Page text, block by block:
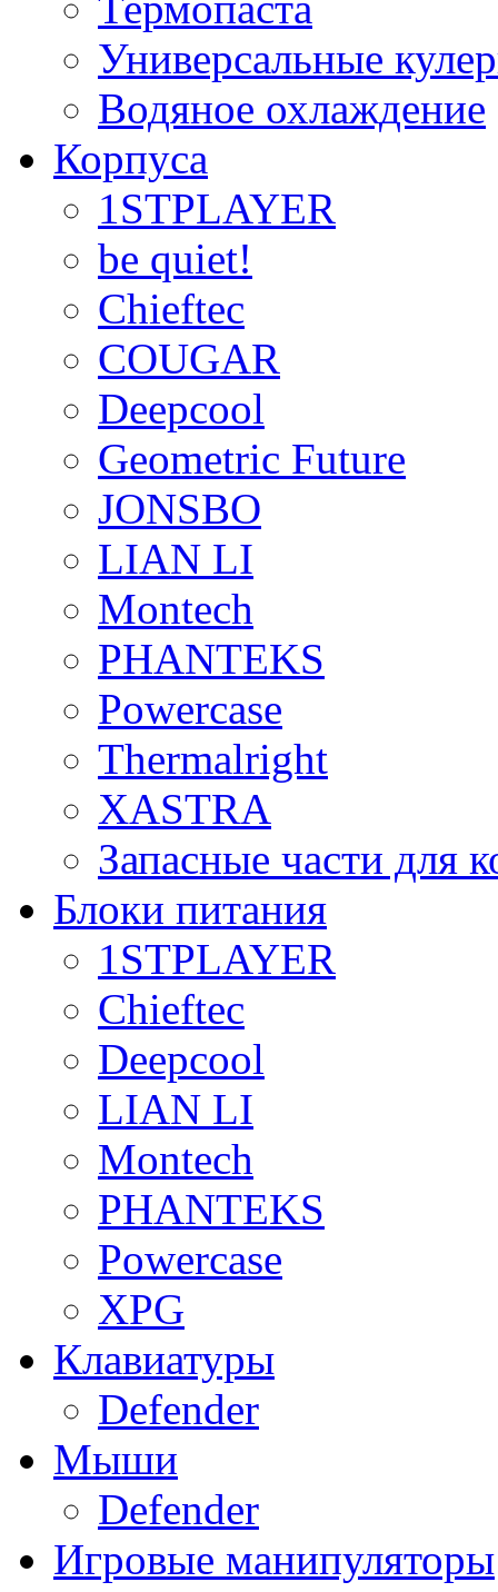
Универсальные
Водяное охлаждение
Корпуса
1STPLAYER
be quiet!
Chieftec
COUGAR
Deepcool
Geometric Future
JONSBO
LIAN LI
Montech
PHANTEKS
Powercase
Thermalright
XASTRA
Запасные части для
Блоки питания
1STPLAYER
Chieftec
Deepcool
LIAN LI
Montech
PHANTEKS
Powercase
XPG
Клавиатуры
Defender
Мыши
Defender
Игровые манипуляторы